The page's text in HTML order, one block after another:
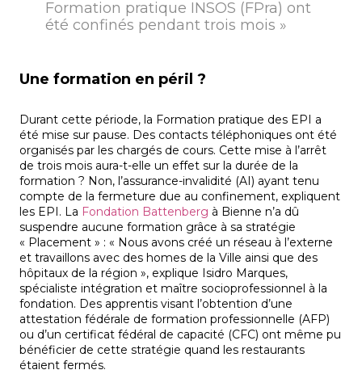
Formation pratique INSOS (FPra) ont
été confinés pendant trois mois »
Une formation en péril ?
Durant cette période, la Formation pratique des EPI a
été mise sur pause. Des contacts téléphoniques ont été
organisés par les chargés de cours. Cette mise à l’arrêt
de trois mois aura-t-elle un effet sur la durée de la
formation ? Non, l’assurance-invalidité (AI) ayant tenu
compte de la fermeture due au confinement, expliquent
les EPI. La Fondation Battenberg à Bienne n’a dû
suspendre aucune formation grâce à sa stratégie
« Placement » : « Nous avons créé un réseau à l’externe
et travaillons avec des homes de la Ville ainsi que des
hôpitaux de la région », explique Isidro Marques,
spécialiste intégration et maître socioprofessionnel à la
fondation. Des apprentis visant l’obtention d’une
attestation fédérale de formation professionnelle (AFP)
ou d’un certificat fédéral de capacité (CFC) ont même pu
bénéficier de cette stratégie quand les restaurants
étaient fermés.